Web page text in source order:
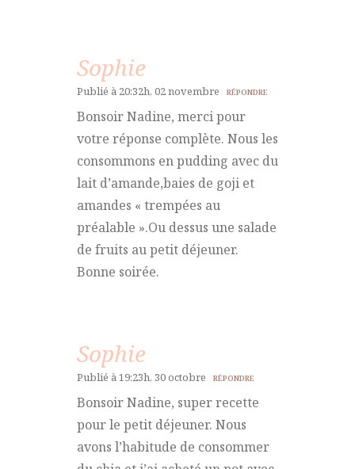
Sophie
Publié à 20:32h, 02 novembre RÉPONDRE
Bonsoir Nadine, merci pour
votre réponse complète. Nous les
consommons en pudding avec du
lait d’amande,baies de goji et
amandes « trempées au
préalable ».Ou dessus une salade
de fruits au petit déjeuner.
Bonne soirée.
Sophie
Publié à 19:23h, 30 octobre RÉPONDRE
Bonsoir Nadine, super recette
pour le petit déjeuner. Nous
avons l’habitude de consommer